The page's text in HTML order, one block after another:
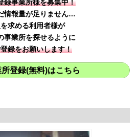
録事業所様を募集中！
情報量が足りません…
求める利用者様が
事業所を探せるように
録をお願いします！
登録(無料)はこちら